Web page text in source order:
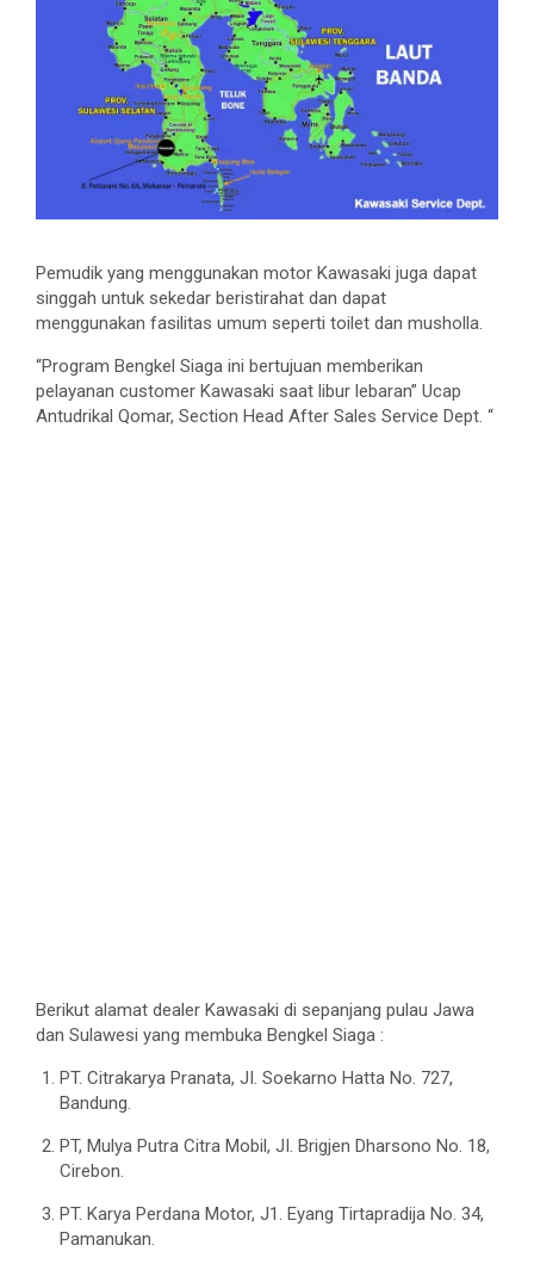
Pemudik yang menggunakan motor Kawasaki juga dapat
singgah untuk sekedar beristirahat dan dapat
menggunakan fasilitas umum seperti toilet dan musholla.
“Program Bengkel Siaga ini bertujuan memberikan
pelayanan customer Kawasaki saat libur lebaran” Ucap
Antudrikal Qomar, Section Head After Sales Service Dept. “
Berikut alamat dealer Kawasaki di sepanjang pulau Jawa
dan Sulawesi yang membuka Bengkel Siaga :
PT. Citrakarya Pranata, JI. Soekarno Hatta No. 727,
Bandung.
PT, Mulya Putra Citra Mobil, JI. Brigjen Dharsono No. 18,
Cirebon.
PT. Karya Perdana Motor, J1. Eyang Tirtapradija No. 34,
Pamanukan.